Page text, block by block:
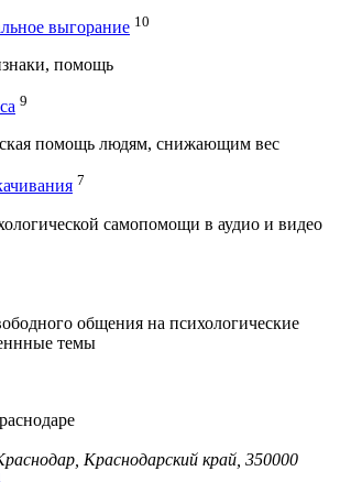
выгорание 10
помощь
9
помощь людям, снижающим вес
7
самопомощи в аудио и видео
общения на психологические
темы
Краснодарский край, 350000